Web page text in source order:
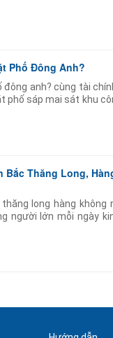
Phố Đông Anh?
anh? cùng tài
phố sáp mai sát khu
Bắc Thăng Long,
long hàng không
người lớn mỗi ngày